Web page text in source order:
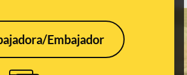
Embajador